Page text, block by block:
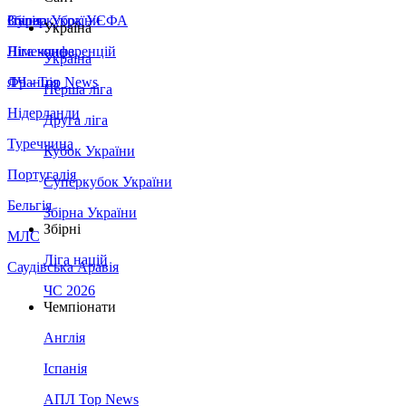
Збірна України
Італія
Німеччина
Франція
Нідерланди
Туреччина
Португалія
Бельгія
МЛС
Саудівська Аравія
Суперкубок УЄФА
Ліга конференцій
ЛЧ - Top News
Україна
Україна
Перша ліга
Друга ліга
Кубок України
Суперкубок України
Збірна України
Збірні
Ліга націй
ЧС 2026
Чемпіонати
Англія
Іспанія
АПЛ Top News